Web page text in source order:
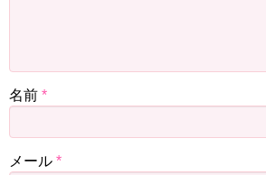
名前 *
メール *